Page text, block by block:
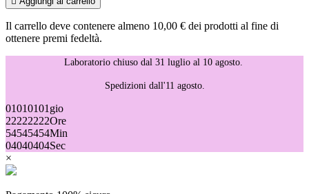
Il carrello deve contenere almeno 10,00 € dei prodotti al fine di
ottenere premi fedeltà.
Laboratorio chiuso dal 31 luglio al 10 agosto.
Spedizioni dall'11 agosto.
01010101 gio
22222222Ore
54545454Min
04040404Sec
×